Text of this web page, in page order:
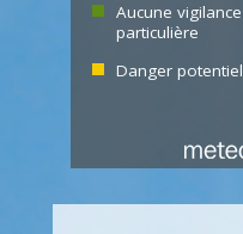
Aucune vigilance
particulière
Danger potentiel